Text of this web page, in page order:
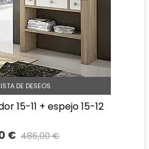
DE DESEOS
15-11 + espejo 15-12
€ 486,00 €